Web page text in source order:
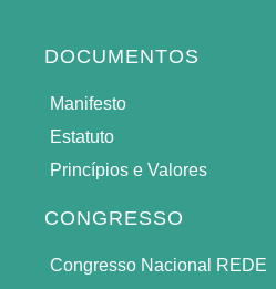
DOCUMENTOS
Manifesto
Estatuto
Princípios e Valores
CONGRESSO
Congresso Nacional REDE